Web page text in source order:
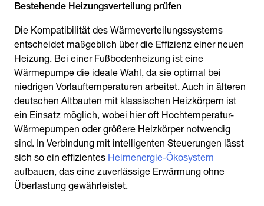
Bestehende Heizungsverteilung prüfen
Die Kompatibilität des Wärmeverteilungssystems
entscheidet maßgeblich über die Effizienz einer neuen
Heizung. Bei einer Fußbodenheizung ist eine
Wärmepumpe die ideale Wahl, da sie optimal bei
niedrigen Vorlauftemperaturen arbeitet. Auch in älteren
deutschen Altbauten mit klassischen Heizkörpern ist
ein Einsatz möglich, wobei hier oft Hochtemperatur-
Wärmepumpen oder größere Heizkörper notwendig
sind. In Verbindung mit intelligenten Steuerungen lässt
sich so ein effizientes Heimenergie-Ökosystem
aufbauen, das eine zuverlässige Erwärmung ohne
Überlastung gewährleistet.